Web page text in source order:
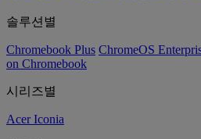
솔루션별
Chromebook Plus ChromeOS
on Chromebook
시리즈별
Acer Iconia